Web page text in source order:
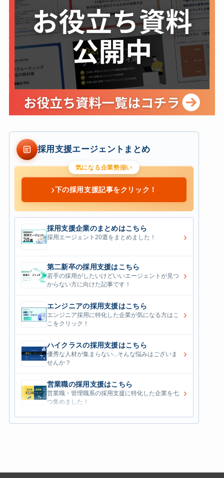
採用支援エージェントまとめ
気になる企業勢揃い
›下の採用支援記事をクリック！
採用支援企業のまとめはこちら
採用エージェント20選をまとめました！ ›
第二新卒の採用支援はこちら
若手の採用がしたいけどいいエージェントが見つ
からない方に向けた記事です！
›
エンジニアの採用支援はこちら
エンジニア採用に特化した企業が気になる方はこ
こをクリック！
›
ハイクラスの採用支援はこちら
優秀な人材が集まらない...そんな悩みはございま
せんか？
›
営業職の採用支援はこちら
営業職・管理職系の採用支援に特化した企業を七
つ集めました！
›
外資系の採用支援はこちら